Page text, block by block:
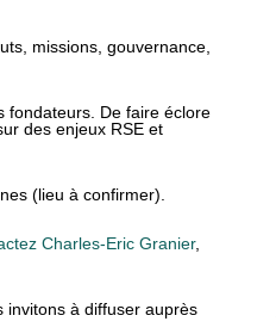
missions, gouvernance,
fondateurs. De faire éclore
des enjeux RSE et
(lieu à confirmer).
Charles-Eric Granier,
invitons à diffuser auprès